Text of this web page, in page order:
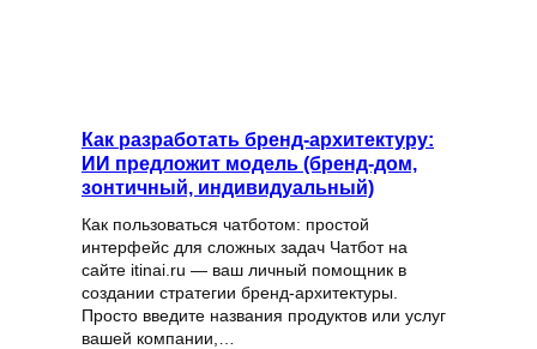
Как разработать бренд-архитектуру:
ИИ предложит модель (бренд-дом,
зонтичный, индивидуальный)
Как пользоваться чатботом: простой
интерфейс для сложных задач Чатбот на
сайте itinai.ru — ваш личный помощник в
создании стратегии бренд-архитектуры.
Просто введите названия продуктов или услуг
вашей компании,…